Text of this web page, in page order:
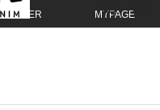
ORDER MYPAGE